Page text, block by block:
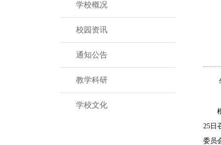
学校概况
校园资讯
通知公告
教学科研
学校文化
根
25日
委员